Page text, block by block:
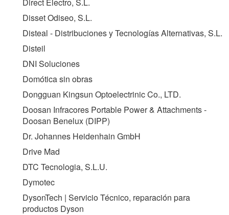
Disset Odiseo, S.L.
Disteal - Distribuciones y Tecnologías Alternativas, S.L.
Disteil
DNI Soluciones
Domótica sin obras
Dongguan Kingsun Optoelectrinic Co., LTD.
Doosan Infracores Portable Power & Attachments -
Doosan Benelux (DIPP)
Dr. Johannes Heidenhain GmbH
Drive Mad
DTC Tecnologia, S.L.U.
Dymotec
DysonTech | Servicio Técnico, reparación para
productos Dyson